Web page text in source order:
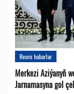
Resmi habarlar
Merkezi Aziýanyň
Jarnamasyna gol